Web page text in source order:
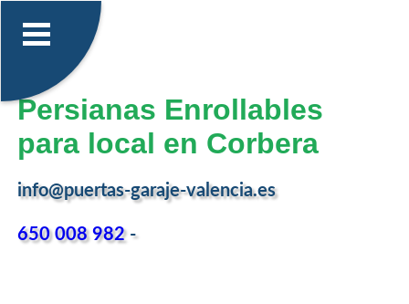
Persianas Enrollables
para local en Corbera
info@puertas-garaje-valencia.es
650 008 982-